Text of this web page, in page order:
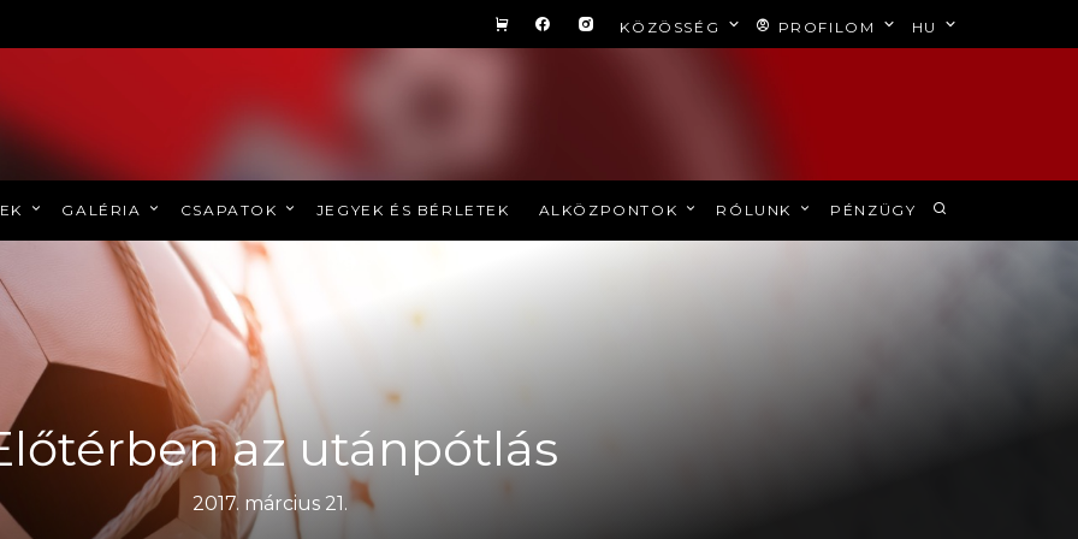
KÖZÖSSÉG PROFILOM HU
GALÉRIA CSAPATOK JEGYEK ÉS BÉRLETEK ALKÖZPONTOK RÓLUNK PÉNZÜGY
az utánpótlás
2017. március 21.